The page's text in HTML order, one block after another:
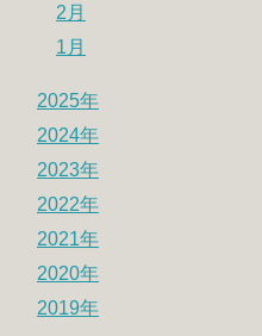
2月
1月
2025年
2024年
2023年
2022年
2021年
2020年
2019年